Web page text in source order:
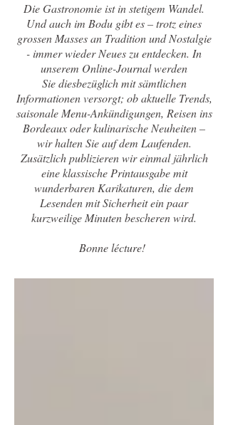
Die Gastronomie ist in stetigem Wandel.
Und auch im Bodu gibt es – trotz eines
grossen Masses an Tradition und Nostalgie
- immer wieder Neues zu entdecken. In
unserem Online-Journal werden
Sie diesbezüglich mit sämtlichen
Informationen versorgt; ob aktuelle Trends,
saisonale Menu-Ankündigungen, Reisen ins
Bordeaux oder kulinarische Neuheiten –
wir halten Sie auf dem Laufenden.
Zusätzlich publizieren wir einmal jährlich
eine klassische Printausgabe mit
wunderbaren Karikaturen, die dem
Lesenden mit Sicherheit ein paar
kurzweilige Minuten bescheren wird.
Bonne lécture!